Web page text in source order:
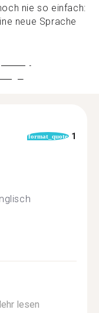
nie so einfach:
neue Sprache
format_quote 1
lesen